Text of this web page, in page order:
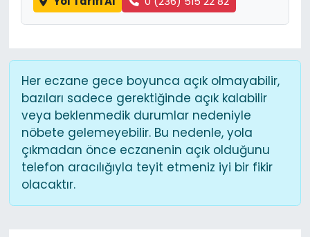
Her eczane gece boyunca açık olmayabilir,
bazıları sadece gerektiğinde açık kalabilir
veya beklenmedik durumlar nedeniyle
nöbete gelemeyebilir. Bu nedenle, yola
çıkmadan önce eczanenin açık olduğunu
telefon aracılığıyla teyit etmeniz iyi bir fikir
olacaktır.